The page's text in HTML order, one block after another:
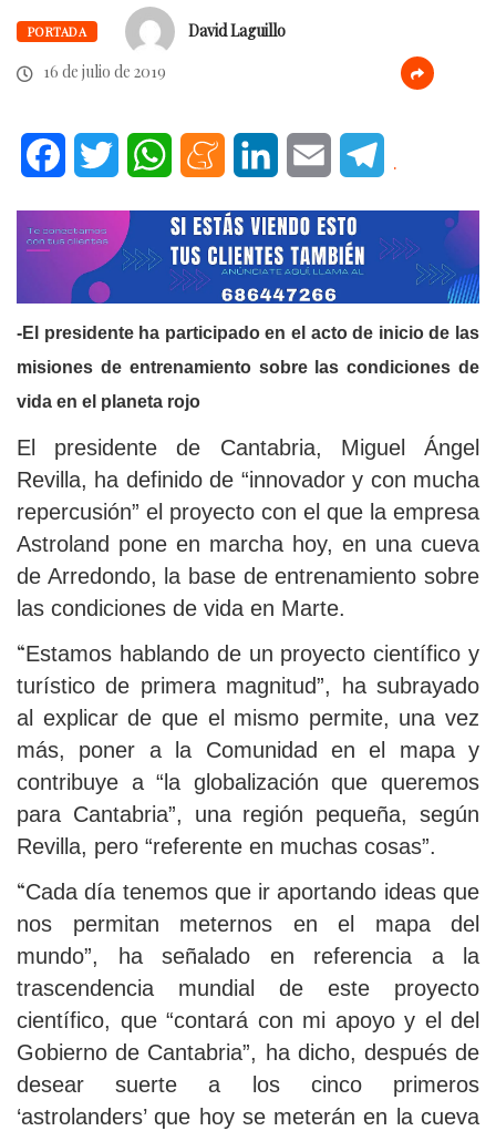
PORTADA
David Laguillo
16 de julio de 2019
FacebookTwitter WhatsAppMeneameLinkedInEmail .
-El presidente ha participado en el acto de inicio de las
misiones de entrenamiento sobre las condiciones de
vida en el planeta rojo
El presidente de Cantabria, Miguel Ángel
Revilla, ha definido de “innovador y con mucha
repercusión” el proyecto con el que la empresa
Astroland pone en marcha hoy, en una cueva
de Arredondo, la base de entrenamiento sobre
las condiciones de vida en Marte.
“Estamos hablando de un proyecto científico y
turístico de primera magnitud”, ha subrayado
al explicar de que el mismo permite, una vez
más, poner a la Comunidad en el mapa y
contribuye a “la globalización que queremos
para Cantabria”, una región pequeña, según
Revilla, pero “referente en muchas cosas”.
“Cada día tenemos que ir aportando ideas que
nos permitan meternos en el mapa del
mundo”, ha señalado en referencia a la
trascendencia mundial de este proyecto
científico, que “contará con mi apoyo y el del
Gobierno de Cantabria”, ha dicho, después de
desear suerte a los cinco primeros
‘astrolanders’ que hoy se meterán en la cueva